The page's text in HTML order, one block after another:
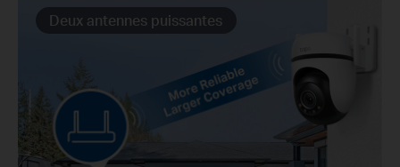
Deux antennes puissantes